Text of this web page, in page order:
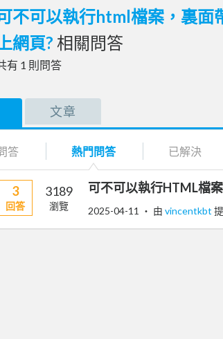
不可以執行html檔案，裏面
上網頁? 相關問答
有 1 則問答
文章
答 熱門問答 已解決
3
回答
3189
瀏覽
可不可以執行HTML檔
2025-04-11 ‧ 由 vincentkbt